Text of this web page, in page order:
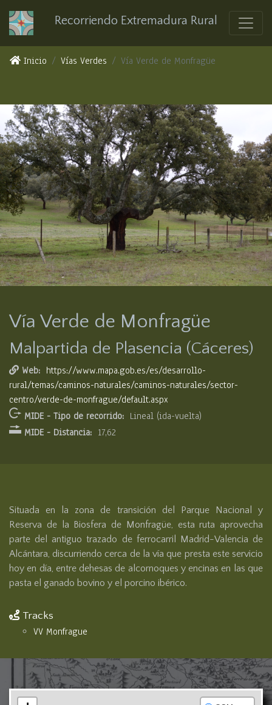
Recorriendo Extremadura Rural
Inicio Vías Verdes Vía Verde de Monfragüe
Vía Verde de Monfragüe
Malpartida de Plasencia (Cáceres)
Web: https://www.mapa.gob.es/es/desarrollo-
rural/temas/caminos-naturales/caminos-naturales/sector-
centro/verde-de-monfrague/default.aspx
MIDE - Tipo de recorrido: Lineal (ida-vuelta)
MIDE - Distancia: 17,62
Situada en la zona de transición del Parque Nacional y
Reserva de la Biosfera de Monfragüe, esta ruta aprovecha
parte del antiguo trazado de ferrocarril Madrid-Valencia de
Alcántara, discurriendo cerca de la vía que presta este servicio
hoy en día, entre dehesas de alcornoques y encinas en las que
pasta el ganado bovino y el porcino ibérico.
Tracks
VV Monfrague